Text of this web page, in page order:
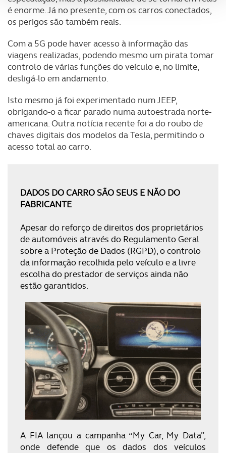
analisar dados de navegação no nosso website.
Adicionalmente partilhamos informação, relativa à sua
utilização do nosso site de publicidade e de análise, com
parceiros e organizações na UE e em países terceiros.
O ACP garantirá que as transferências internacionais de
consentimento e quando tal se afigure estritamente
necessário no contexto dos serviços a prestar.
Realçamos que o bloqueio de certo tipo de Cookies e
tecnologias similares pode ter impacto na sua
Consulte a política de cookies do site.
é enorme. Já no presente, com os carros conectados,
os perigos são também reais.
Com a 5G pode haver acesso à informação das
viagens realizadas, podendo mesmo um pirata tomar
controlo de várias funções do veículo e, no limite,
desligá-lo em andamento.
Isto mesmo já foi experimentado num JEEP,
obrigando-o a ficar parado numa autoestrada norte-
americana. Outra notícia recente foi a do roubo de
chaves digitais dos modelos da Tesla, permitindo o
acesso total ao carro.
DADOS DO CARRO SÃO SEUS E NÃO DO
FABRICANTE
Apesar do reforço de direitos dos proprietários
de automóveis através do Regulamento Geral
sobre a Proteção de Dados (RGPD), o controlo
da informação recolhida pelo veículo e a livre
escolha do prestador de serviços ainda não
estão garantidos.
A FIA lançou a campanha “My Car, My Data”,
onde defende que os dados dos veículos